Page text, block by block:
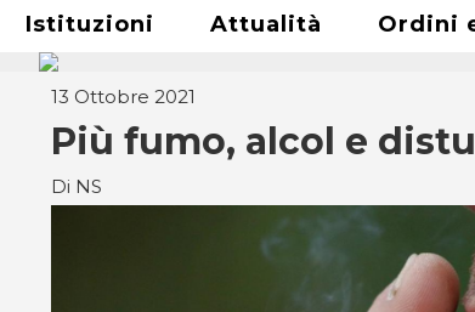
Istituzioni Attualità Ordini
13 Ottobre 2021
Più fumo, alcol e
Di NS